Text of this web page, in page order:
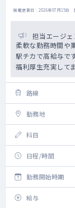
掲載更新日 : 2026年07月15日
担当エージェ
柔軟な勤務時間や
駅チカで高給与です
福利厚生充実してま
路線
勤務地
科目
日程/時間
勤務開始時期
給与